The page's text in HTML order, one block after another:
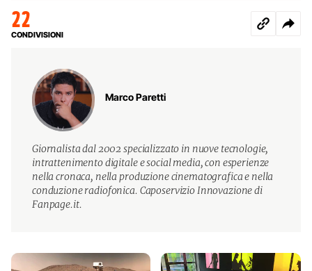
22
CONDIVISIONI
Marco Paretti
Giornalista dal 2002 specializzato in nuove tecnologie,
intrattenimento digitale e social media, con esperienze
nella cronaca, nella produzione cinematografica e nella
conduzione radiofonica. Caposervizio Innovazione di
Fanpage.it.